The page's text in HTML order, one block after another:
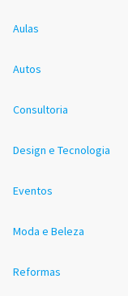
Aulas
Autos
Consultoria
Design e Tecnologia
Eventos
Moda e Beleza
Reformas